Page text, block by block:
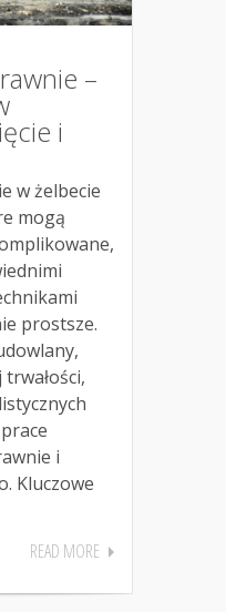
–
i
w żelbecie
mogą
prostsze.
i
Kluczowe
READ MORE